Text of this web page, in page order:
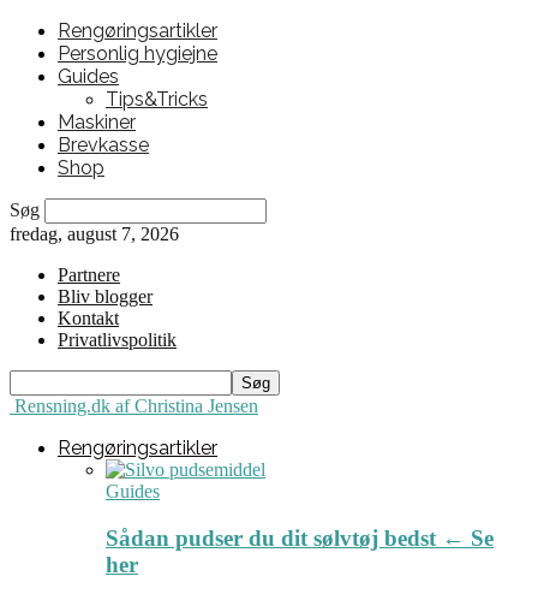
Rengøringsartikler
Personlig hygiejne
Guides
Tips&Tricks
Maskiner
Brevkasse
Shop
Søg
fredag, august 7, 2026
Partnere
Bliv blogger
Kontakt
Privatlivspolitik
Rensning.dk af Christina Jensen
Rengøringsartikler
Guides
Sådan pudser du dit sølvtøj bedst ← Se
her